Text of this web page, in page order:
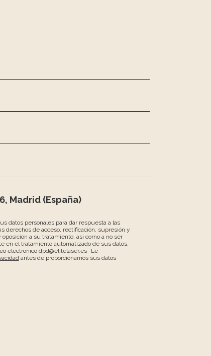
Madrid (España)
datos personales para dar respuesta a las
derechos de acceso, rectificación, supresión y
a su tratamiento, así como a no ser
en el tratamiento automatizado de sus datos,
electrónico dpd@elitelaser.es- Le
antes de proporcionarnos sus datos